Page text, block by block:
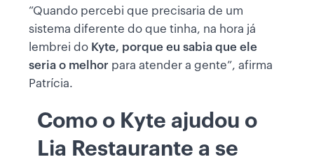
“Quando percebi que precisaria de um
sistema diferente do que tinha, na hora já
lembrei do Kyte, porque eu sabia que ele
seria o melhor para atender a gente”, afirma
Patrícia.
Como o Kyte ajudou o
Lia Restaurante a se